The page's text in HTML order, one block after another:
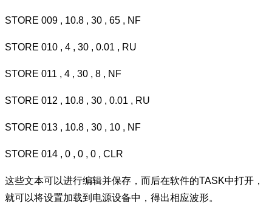
STORE 009 , 10.8 , 30 , 65 , NF
STORE 010 , 4 , 30 , 0.01 , RU
STORE 011 , 4 , 30 , 8 , NF
STORE 012 , 10.8 , 30 , 0.01 , RU
STORE 013 , 10.8 , 30 , 10 , NF
STORE 014 , 0 , 0 , 0 , CLR
这些文本可以进行编辑并保存，而后在软件的TASK中打开，
就可以将设置加载到电源设备中，得出相应波形。